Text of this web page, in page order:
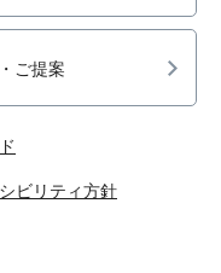
ご提案
ビリティ方針